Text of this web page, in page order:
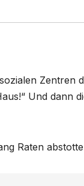
Zentren
Und dann
Raten